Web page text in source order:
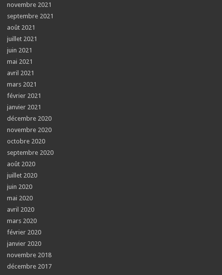
novembre 2021
septembre 2021
août 2021
juillet 2021
juin 2021
mai 2021
avril 2021
mars 2021
février 2021
janvier 2021
décembre 2020
novembre 2020
octobre 2020
septembre 2020
août 2020
juillet 2020
juin 2020
mai 2020
avril 2020
mars 2020
février 2020
janvier 2020
novembre 2018
décembre 2017